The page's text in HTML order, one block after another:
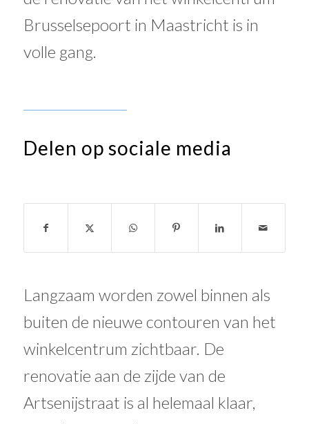
Brusselsepoort in Maastricht is in
volle gang.
Delen op sociale media
Langzaam worden zowel binnen als
buiten de nieuwe contouren van het
winkelcentrum zichtbaar. De
renovatie aan de zijde van de
Artsenijstraat is al helemaal klaar,